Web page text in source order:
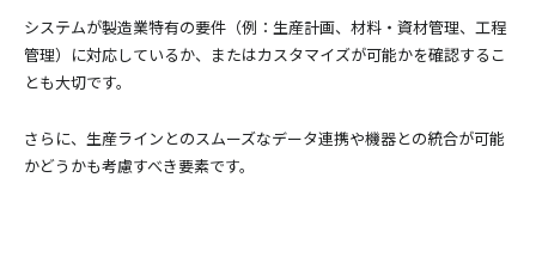
システムが製造業特有の要件（例：生産計画、材料・資材管理、工程
管理）に対応しているか、またはカスタマイズが可能かを確認するこ
とも大切です。
さらに、生産ラインとのスムーズなデータ連携や機器との統合が可能
かどうかも考慮すべき要素です。